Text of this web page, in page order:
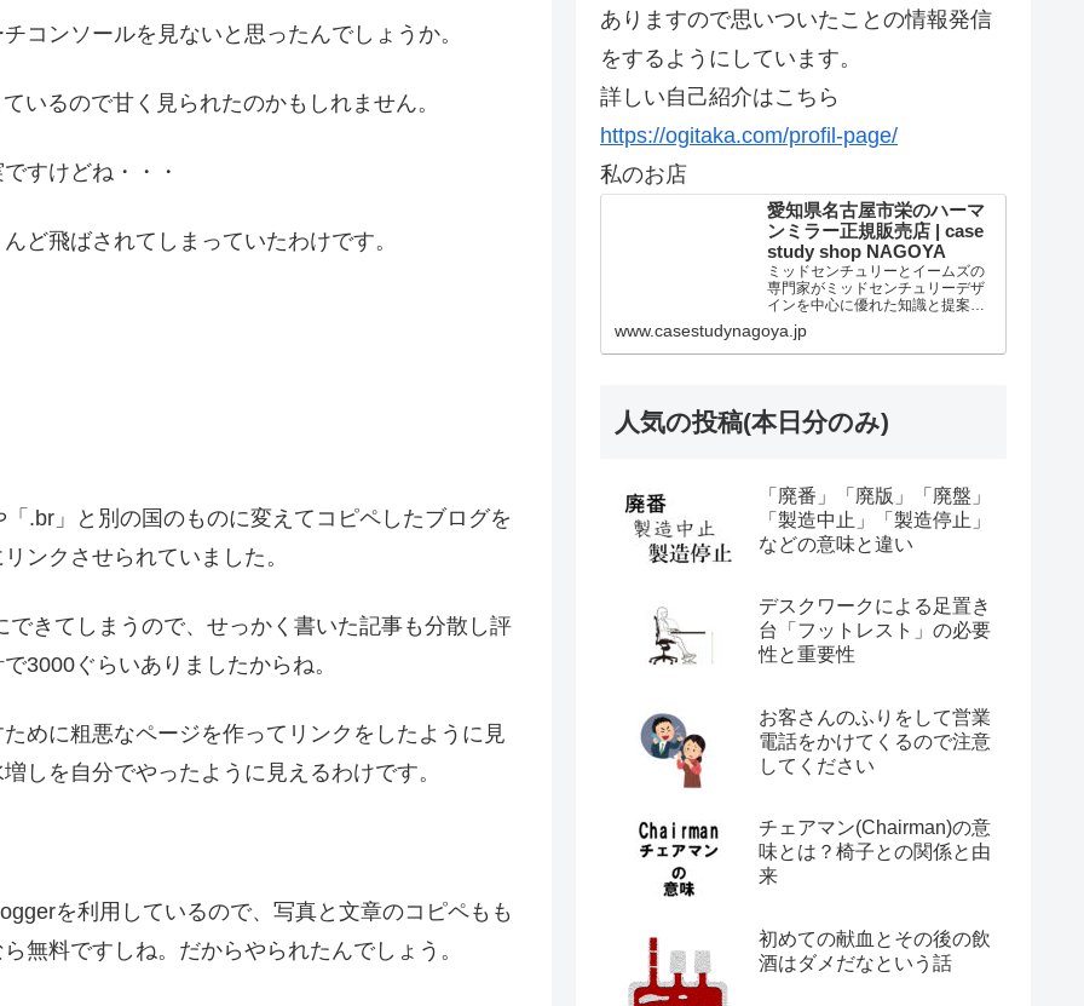
コンソールを見ないと思ったんでしょうか。
いるので甘く見られたのかもしれません。
すけどね・・・
ど飛ばされてしまっていたわけです。
.br」と別の国のものに変えてコピペしたブログを
ンクさせられていました。
きてしまうので、せっかく書いた記事も分散し評
3000ぐらいありましたからね。
めに粗悪なページを作ってリンクをしたように見
しを自分でやったように見えるわけです。
を利用しているので、写真と文章のコピペもも
無料ですしね。だからやられたんでしょう。
ありますので思いついたことの情報発信
をするようにしています。
詳しい自己紹介はこちら
https://ogitaka.com/profil-page/
私のお店
愛知県名古屋市栄のハーマ
ンミラー正規販売店 | case
study shop NAGOYA
ミッドセンチュリーとイームズの
専門家がミッドセンチュリーデザ
インを中心に優れた知識と提案を
しています。個人法人問わずアー
ロンチェア リマスタードのご購入
は当店が最高です。愛知県名古屋
www.casestudynagoya.jp
人気の投稿(本日分のみ)
「廃番」「廃版」「廃盤」
「製造中止」「製造停止」
などの意味と違い
デスクワークによる足置き
台「フットレスト」の必要
性と重要性
お客さんのふりをして営業
電話をかけてくるので注意
してください
チェアマン(Chairman)の意
味とは？椅子との関係と由
来
初めての献血とその後の飲
酒はダメだなという話